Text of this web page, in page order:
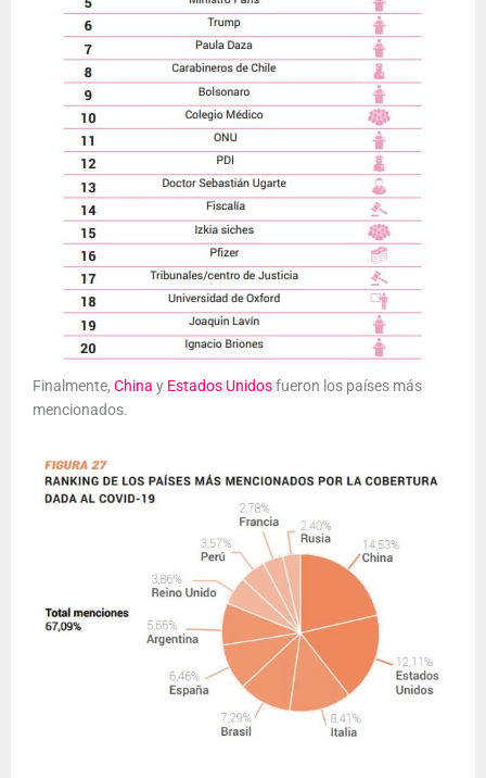
Finalmente, China y Estados Unidosfueron los países más
mencionados.